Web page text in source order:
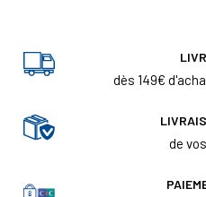
dès 149€
de